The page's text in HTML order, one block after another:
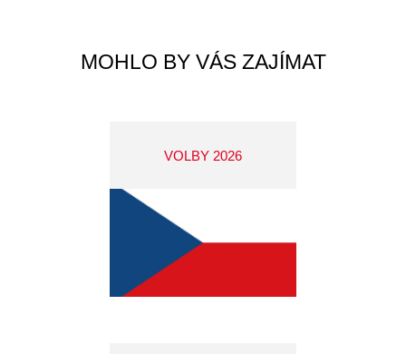
MOHLO BY VÁS ZAJÍMAT
VOLBY 2026